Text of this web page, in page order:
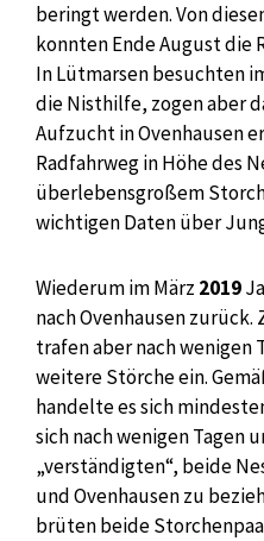
beringt werden. Von
konnten Ende August die
In Lütmarsen besuchten
die Nisthilfe, zogen aber
Aufzucht in Ovenhausen
Radfahrweg in Höhe des
überlebensgroßem
wichtigen Daten über
Wiederum im März 2019
nach Ovenhausen
trafen aber nach wenigen
weitere Störche ein.
handelte es sich
sich nach wenigen Tagen
„verständigten“, beide
und Ovenhausen zu
brüten beide